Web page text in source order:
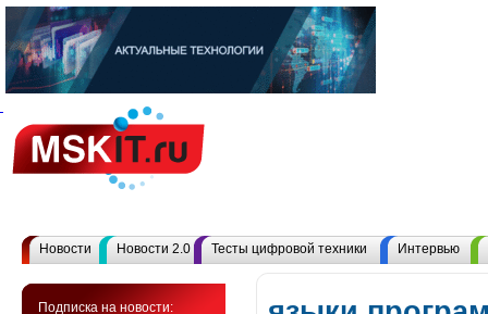
Новости Новости 2.0 Тесты цифровой техники Интервью
Подписка на новости: